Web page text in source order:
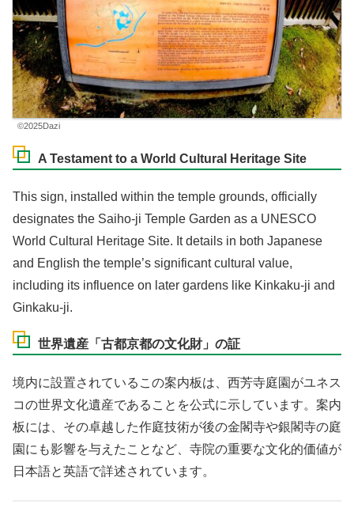
©2025Dazi
A Testament to a World Cultural Heritage Site
This sign, installed within the temple grounds, officially
designates the Saiho-ji Temple Garden as a UNESCO
World Cultural Heritage Site. It details in both Japanese
and English the temple’s significant cultural value,
including its influence on later gardens like Kinkaku-ji and
Ginkaku-ji.
世界遺産「古都京都の文化財」の証
境内に設置されているこの案内板は、西芳寺庭園がユネス
コの世界文化遺産であることを公式に示しています。案内
板には、その卓越した作庭技術が後の金閣寺や銀閣寺の庭
園にも影響を与えたことなど、寺院の重要な文化的価値が
日本語と英語で詳述されています。